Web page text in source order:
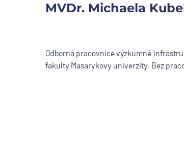
MVDr. Michaela
Odborná pracovnice výzkumné
fakulty Masarykovy univerzity. Bez